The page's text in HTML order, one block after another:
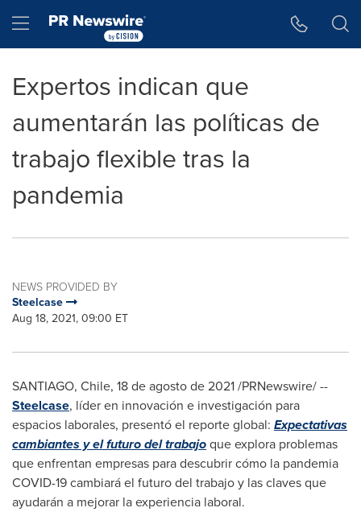
Hamburger menu
Expertos indican que
aumentarán las políticas de
trabajo flexible tras la
pandemia
NEWS PROVIDED BY
Steelcase
Aug 18, 2021, 09:00 ET
SANTIAGO, Chile, 18 de agosto de 2021 /PRNewswire/ --
Steelcase, líder en innovación e investigación para
espacios laborales, presentó el reporte global: Expectativas
cambiantes y el futuro del trabajoque explora problemas
que enfrentan empresas para descubrir cómo la pandemia
COVID-19 cambiará el futuro del trabajo y las claves que
ayudarán a mejorar la experiencia laboral.